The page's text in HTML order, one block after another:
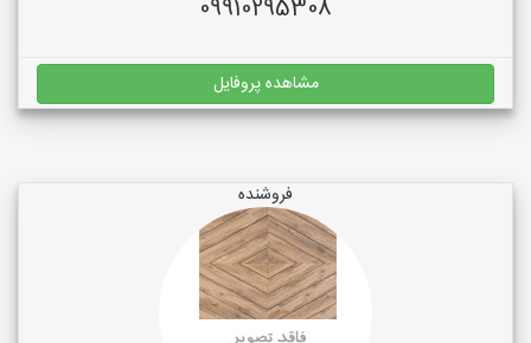
09910295308
مشاهده پروفایل
فروشنده